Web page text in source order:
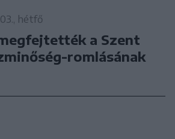
hétfő
a Szent
romlásának